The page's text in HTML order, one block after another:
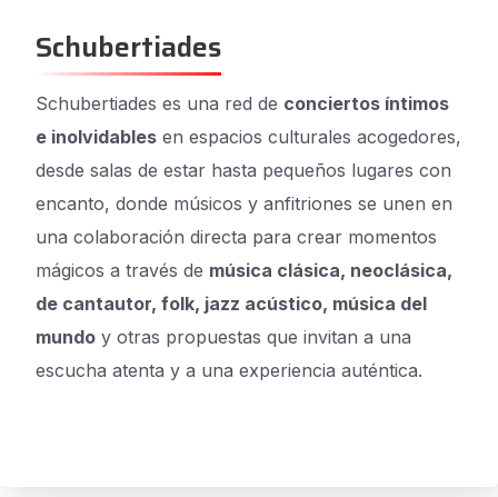
Schubertiades
Schubertiades es una red de conciertos íntimos
e inolvidables en espacios culturales acogedores,
desde salas de estar hasta pequeños lugares con
encanto, donde músicos y anfitriones se unen en
una colaboración directa para crear momentos
mágicos a través de música clásica, neoclásica,
de cantautor, folk, jazz acústico, música del
mundo y otras propuestas que invitan a una
escucha atenta y a una experiencia auténtica.